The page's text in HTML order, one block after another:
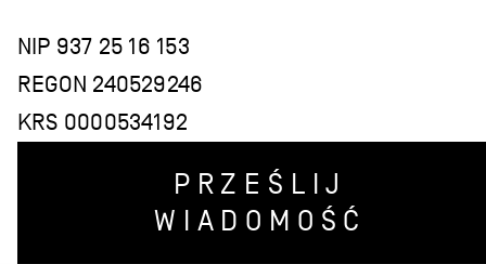
NIP 937 25 16 153
REGON 240529246
KRS 0000534192
PRZEŚLIJ
WIADOMOŚĆ